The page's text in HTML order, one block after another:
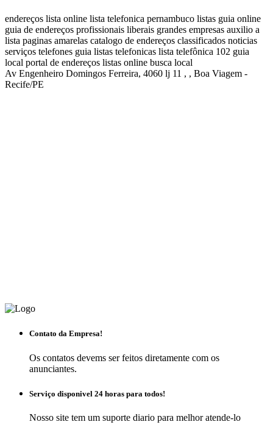
endereços lista online lista telefonica pernambuco listas guia online
guia de endereços profissionais liberais grandes empresas auxilio a
lista paginas amarelas catalogo de endereços classificados noticias
serviços telefones guia listas telefonicas lista telefônica 102 guia
local portal de endereços listas online busca local
Av Engenheiro Domingos Ferreira, 4060 lj 11 , , Boa Viagem -
Recife/PE
Contato da Empresa!
Os contatos devems ser feitos diretamente com os
anunciantes.
Serviço disponivel 24 horas para todos!
Nosso site tem um suporte diario para melhor atende-lo